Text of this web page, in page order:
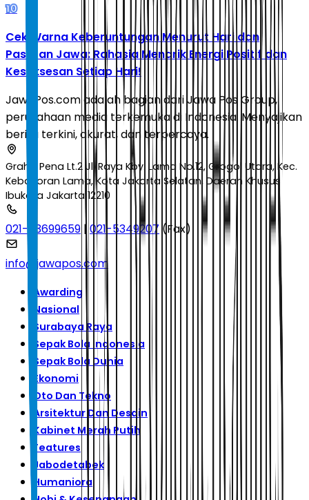
10
Cek Warna Keberuntungan Menurut Hari dan
Pasaran Jawa: Rahasia Menarik Energi Positif dan
Kesuksesan Setiap Hari!
JawaPos.com adalah bagian dari Jawa Pos Group,
perusahaan media terkemuka di Indonesia. Menyajikan
berita terkini, akurat, dan terpercaya.
Graha Pena Lt.2 Jl. Raya Kby. Lama No.12, Grogol Utara, Kec.
Kebayoran Lama, Kota Jakarta Selatan, Daerah Khusus
Ibukota Jakarta 12210
021-53699659 |021-5349207 (Fax)
info@jawapos.com
Awarding
Nasional
Surabaya Raya
Sepak Bola Indonesia
Sepak Bola Dunia
Ekonomi
Oto Dan Tekno
Arsitektur Dan Desain
Kabinet Merah Putih
Features
Jabodetabek
Humaniora